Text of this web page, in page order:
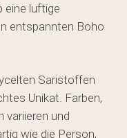
eine luftige
entspannten Boho
Saristoffen
Unikat. Farben,
variieren und
wie die Person,